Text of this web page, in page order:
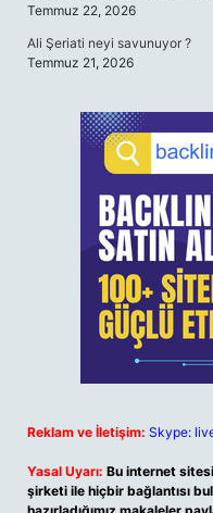
Temmuz 22, 2026
Ali Şeriati neyi savunuyor ?
Temmuz 21, 2026
Reklam ve İletişim: Skype:
Yasal Uyarı: Bu internet
şirketi ile hiçbir bağlantısı